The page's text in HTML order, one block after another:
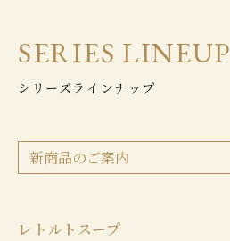
SERIES LINEUP
シリーズラインナップ
新商品のご案内
レトルトスープ